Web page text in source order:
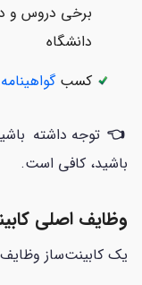
برخی دروس و
دانشگاه
کسبگواهینامه Red Seal
👈توجه داشته
باشید، کافی است.
وظایف اصلی
یک کابینت‌ساز وظایف